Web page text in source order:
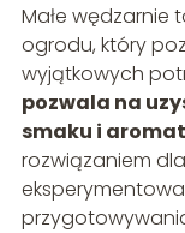
Małe wędzarnie
ogrodu, który
wyjątkowych
pozwala na
smaku i
rozwiązaniem